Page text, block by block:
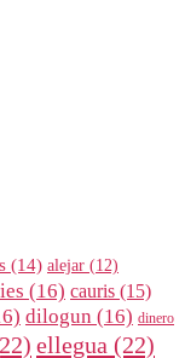
(14) alejar (12)
(16) cauris (15)
dilogun (16) dinero
ellegua (22)